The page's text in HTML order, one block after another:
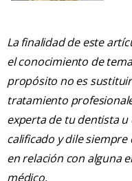
La finalidad de este
el conocimiento de
propósito no es
tratamiento
experta de tu dentista
calificado y dile
en relación con alguna
médico.